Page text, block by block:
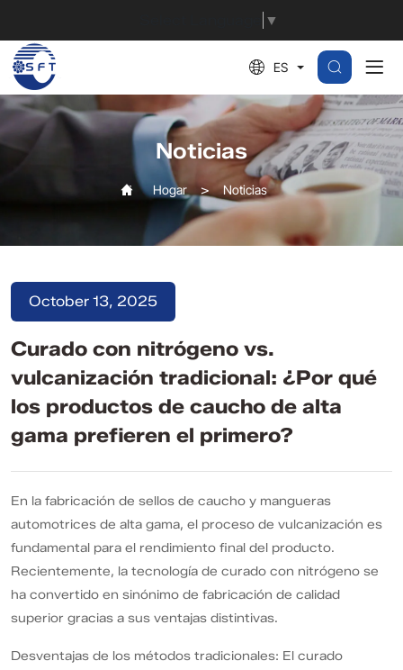
▼
ES
con
nitrógeno
vs.
vulcanización
tradicional:
¿Por
productos
de
caucho
de
alta
gama
prefieren
el
primero?
Noticias
Hogar Noticias
October 13, 2025
Curado con nitrógeno vs.
vulcanización tradicional: ¿Por qué
los productos de caucho de alta
gama prefieren el primero?
En la fabricación de sellos de caucho y mangueras
automotrices de alta gama, el proceso de vulcanización es
fundamental para el rendimiento final del producto.
Recientemente, la tecnología de curado con nitrógeno se
ha convertido en sinónimo de fabricación de calidad
superior gracias a sus ventajas distintivas.
Desventajas de los métodos tradicionales: El curado